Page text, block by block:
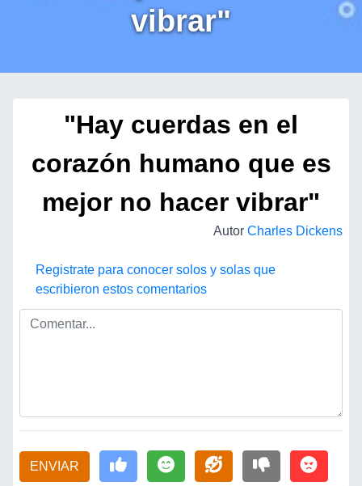
vibrar"
"Hay cuerdas en el
corazón humano que es
mejor no hacer vibrar"
Autor Charles Dickens
Registrate para conocer solos y solas que
escribieron estos comentarios
ENVIAR